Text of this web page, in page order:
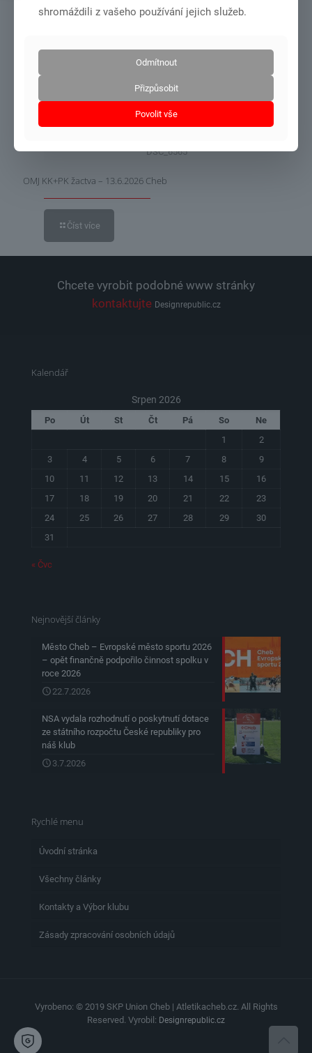
DSC_6565
OMJ KK+PK žactva – 13.6.2026 Cheb
Číst více
Chcete vyrobit podobné www stránky
kontaktujte Designrepublic.cz
Kalendář
Srpen 2026
Po Út St Čt Pá So
Ne
1
2
3
4 5 6 7 8
9
10
11 12 13 14 15
16
17
18 19 20 21 22
23
24
25 26 27 28 29
30
31
« Čvc
Nejnovější články
Město Cheb – Evropské město sportu 2026
– opět finančně podpořilo činnost spolku v
roce 2026
22.7.2026
NSA vydala rozhodnutí o poskytnutí dotace
ze státního rozpočtu České republiky pro
náš klub
3.7.2026
Rychlé menu
Úvodní stránka
Všechny články
Kontakty a Výbor klubu
Zásady zpracování osobních údajů
Vyrobeno: © 2019 SKP Union Cheb | Atletikacheb.cz. All Rights
Reserved. Vyrobil: Designrepublic.cz
shromáždili z vašeho používání jejich služeb.
Odmítnout
Přizpůsobit
Povolit vše